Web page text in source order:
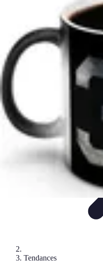
Nouveaux Talents
Joueurs et Performances
Stars du Basket
Tendances